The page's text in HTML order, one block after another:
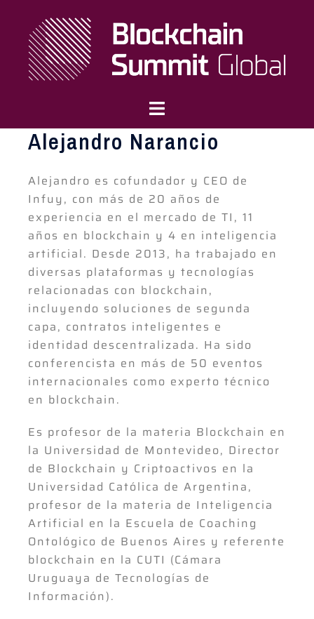
Alejandro Narancio
Alejandro es cofundador y CEO de
Infuy, con más de 20 años de
experiencia en el mercado de TI, 11
años en blockchain y 4 en inteligencia
artificial. Desde 2013, ha trabajado en
diversas plataformas y tecnologías
relacionadas con blockchain,
incluyendo soluciones de segunda
capa, contratos inteligentes e
identidad descentralizada. Ha sido
conferencista en más de 50 eventos
internacionales como experto técnico
en blockchain.
Es profesor de la materia Blockchain en
la Universidad de Montevideo, Director
de Blockchain y Criptoactivos en la
Universidad Católica de Argentina,
profesor de la materia de Inteligencia
Artificial en la Escuela de Coaching
Ontológico de Buenos Aires y referente
blockchain en la CUTI (Cámara
Uruguaya de Tecnologías de
Información).